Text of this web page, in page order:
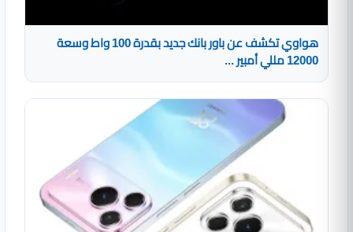
هواوي تكشف عن باور بانك جديد بقدرة 100 واط وسعة
12000 مللي أمبير ...